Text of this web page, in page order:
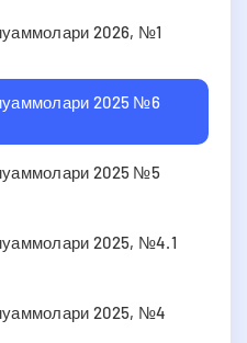
2026, №1
2025 №6
2025 №5
2025, №4.1
2025, №4